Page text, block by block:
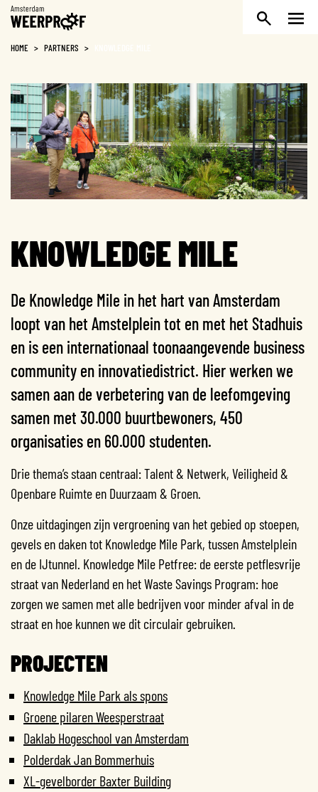
Weerproof
HOME > PARTNERS >
KNOWLEDGE MILE
De Knowledge Mile in het hart van Amsterdam
loopt van het Amstelplein tot en met het Stadhuis
en is een internationaal toonaangevende business
community en innovatiedistrict. Hier werken we
samen aan de verbetering van de leefomgeving
samen met 30.000 buurtbewoners, 450
organisaties en 60.000 studenten.
Drie thema’s staan centraal: Talent & Netwerk, Veiligheid &
Openbare Ruimte en Duurzaam & Groen.
Onze uitdagingen zijn vergroening van het gebied op stoepen,
gevels en daken tot Knowledge Mile Park, tussen Amstelplein
en de IJtunnel. Knowledge Mile Petfree: de eerste petflesvrije
straat van Nederland en het Waste Savings Program: hoe
zorgen we samen met alle bedrijven voor minder afval in de
straat en hoe kunnen we dit circulair gebruiken.
PROJECTEN
Knowledge Mile Park als spons
Groene pilaren Weesperstraat
Daklab Hogeschool van Amsterdam
Polderdak Jan Bommerhuis
XL-gevelborder Baxter Building